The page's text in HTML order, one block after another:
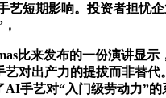
短期影响。投资者担
来发布的一份演讲显示
出产力的提拔而非替
手艺对“入门级劳动力”